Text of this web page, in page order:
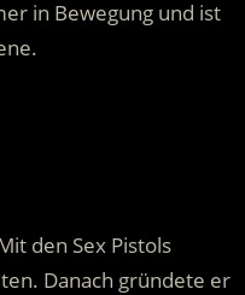
in Bewegung und ist
den Sex Pistols
Danach gründete er